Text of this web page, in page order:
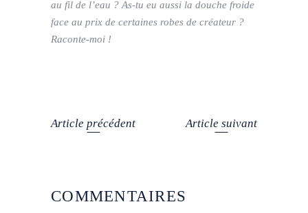
au fil de l’eau ? As-tu eu aussi la douche froide
face au prix de certaines robes de créateur ?
Raconte-moi !
Article précédent Article suivant
COMMENTAIRES